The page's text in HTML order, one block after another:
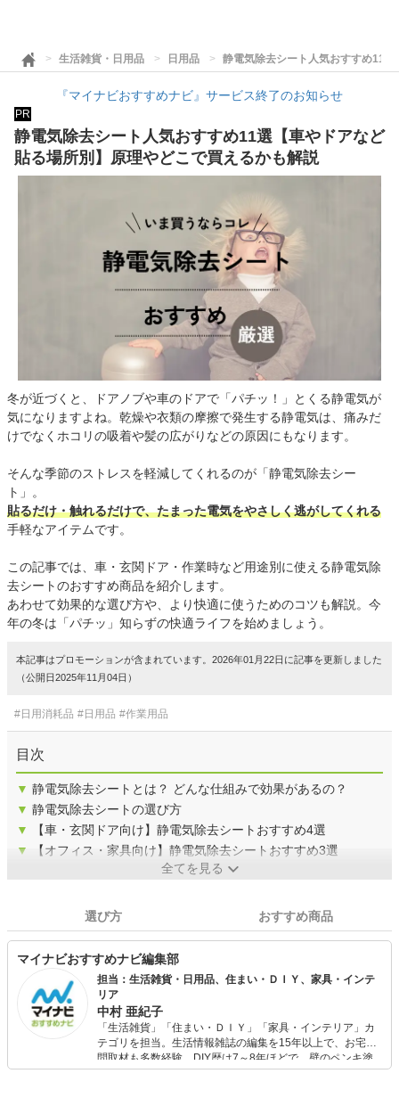
生活雑貨・日用品 日用品 静電気除去シート人気おすすめ11
『マイナビおすすめナビ』サービス終了のお知らせ
PR
静電気除去シート人気おすすめ11選【車やドアなど
貼る場所別】原理やどこで買えるかも解説
冬が近づくと、ドアノブや車のドアで「パチッ！」とくる静電気が
気になりますよね。乾燥や衣類の摩擦で発生する静電気は、痛みだ
けでなくホコリの吸着や髪の広がりなどの原因にもなります。
そんな季節のストレスを軽減してくれるのが「静電気除去シー
ト」。
貼るだけ・触れるだけで、たまった電気をやさしく逃がしてくれる
手軽なアイテムです。
この記事では、車・玄関ドア・作業時など用途別に使える静電気除
去シートのおすすめ商品を紹介します。
あわせて効果的な選び方や、より快適に使うためのコツも解説。今
年の冬は「パチッ」知らずの快適ライフを始めましょう。
本記事はプロモーションが含まれています。2026年01月22日に記事を更新しました
（公開日2025年11月04日）
#日用消耗品 #日用品 #作業用品
目次
▼ 静電気除去シートとは？ どんな仕組みで効果があるの？
▼ 静電気除去シートの選び方
▼
【車・玄関ドア向け】静電気除去シートおすすめ4選
▼
【オフィス・家具向け】静電気除去シートおすすめ3選
全てを見る
選び方 おすすめ商品
マイナビおすすめナビ編集部
担当：生活雑貨・日用品、住まい・ＤＩＹ、家具・インテ
リア
中村 亜紀子
「生活雑貨」「住まい・ＤＩＹ」「家具・インテリア」カ
テゴリを担当。生活情報雑誌の編集を15年以上で、お宅訪
問取材も多数経験。DIY歴は7～8年ほどで、壁のペンキ塗
りや壁紙チェンジなどもチャレンジ済み。初心者でもモノ